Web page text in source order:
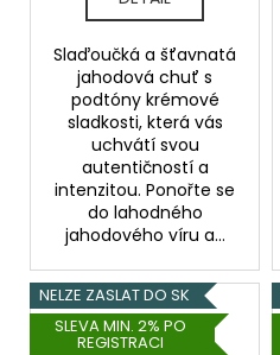
Slaďoučká a šťavnatá
jahodová chuť s
podtóny krémové
sladkosti, která vás
uchvátí svou
autentičností a
intenzitou. Ponořte se
do lahodného
jahodového víru a...
NELZE ZASLAT DO SK
SLEVA MIN. 2% PO
REGISTRACI